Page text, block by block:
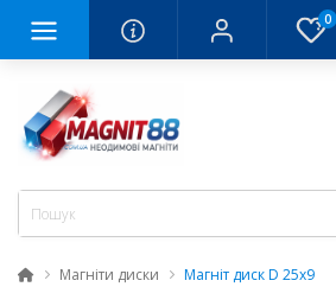
0
Магніти диски Магніт диск D 25x9